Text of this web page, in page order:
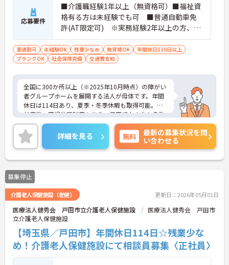
応募要件
■介護職経験1年以上（無資格可）■福祉資
格有る方は未経験でも可 ■普通自動車免
許(AT限定可) ※実務経験2年以上の方、障
がい者福祉に関する経験をお持ちの方大歓
迎
車通勤可 未経験OK 残業少なめ 無資格OK
年間休日110日以上
ブランクOK
社会保険完備 交通費支給
全国に300か所以上（※2025年10月時点）の障がい
者グループホームを展開する法人が母体です。年間
休日は114日あり、夏季・冬季休暇も取得可能。産
前産後・育児休暇制度もあり、子育て中の方も多数
活躍中で、ワークライフバランスを大切にしながら
働ける環境が整っています。研修制度や外部勉強会
の受講支援もあり、スキルアップもしっかりサポー
ト。将来的には管理者やエリアマネージャーへのキ
ャリアアップも目指せます。20代から60代まで幅広
い年代のスタッフが活躍しており、和やかな雰囲気
の職場です。介護経験を活かしたい方、福祉の資格
をお持ちの方、安定した法人でキャリアを築きたい
方におすすめです。
★おすすめPOINT★
・生活支援員からスタートし、サービス管理責任者
やエリアマネージャーへと続く明確なステップアッ
プの道筋が用意されています。急成長中の企業であ
るためポストも豊富にあり、専門性を高めながらマ
詳細を見る 無料
最新の募集状況を問
い合わせる
募集停止
介護老人保健施設（老健） 更新日：2026年05月01日
医療法人健秀会 戸田市立介護老人保健施設
医療法人健秀会 戸田市
立介護老人保健施設
【埼玉県／戸田市】年間休日114日☆残業少な
め！介護老人保健施設にて相談員募集〈正社員〉